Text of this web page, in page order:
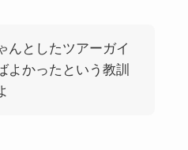
んとしたツアーガイ
よかったという教訓